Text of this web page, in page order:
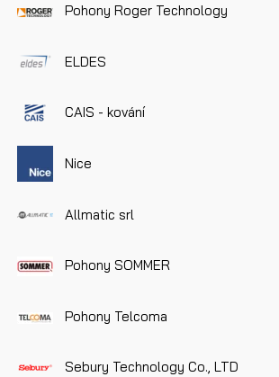
Pohony Roger Technology
ELDES
CAIS - kování
Nice
Allmatic srl
Pohony SOMMER
Pohony Telcoma
Sebury Technology Co., LTD